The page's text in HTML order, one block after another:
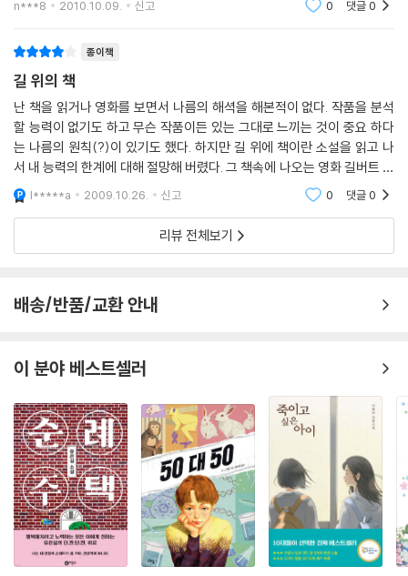
n***8 2010.10.09. 신고 0 댓글0
종이책
길 위의 책
난 책을 읽거나 영화를 보면서 나름의 해셕을 해본적이 없다. 작품을 분석
할 능력이 없기도 하고 무슨 작품이든 있는 그대로 느끼는 것이 중요 하다
는 나름의 원칙(?)이 있기도 했다. 하지만 길 위에 책이란 소설을 읽고 나
서 내 능력의 한계에 대해 절망해 버렸다. 그 책속에 나오는 영화 길버트 그
래이프나 책 호밀밭 파수꾼, 외딴방 같은 작품을 나도 접했지만 필남＜책
주인
l*****a 2009.10.26. 신고 0 댓글0
리뷰 전체보기
배송/반품/교환 안내
이 분야 베스트셀러